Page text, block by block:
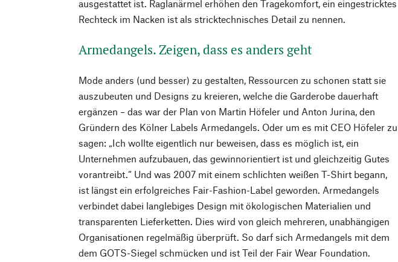
ausgestattet ist. Raglanärmel erhöhen den Tragekomfort, ein eingestricktes
Rechteck im Nacken ist als stricktechnisches Detail zu nennen.
Armedangels. Zeigen, dass es anders geht
Mode anders (und besser) zu gestalten, Ressourcen zu schonen statt sie
auszubeuten und Designs zu kreieren, welche die Garderobe dauerhaft
ergänzen – das war der Plan von Martin Höfeler und Anton Jurina, den
Gründern des Kölner Labels Armedangels. Oder um es mit CEO Höfeler zu
sagen: „Ich wollte eigentlich nur beweisen, dass es möglich ist, ein
Unternehmen aufzubauen, das gewinnorientiert ist und gleichzeitig Gutes
vorantreibt.“ Und was 2007 mit einem schlichten weißen T-Shirt begann,
ist längst ein erfolgreiches Fair-Fashion-Label geworden. Armedangels
verbindet dabei langlebiges Design mit ökologischen Materialien und
transparenten Lieferketten. Dies wird von gleich mehreren, unabhängigen
Organisationen regelmäßig überprüft. So darf sich Armedangels mit dem
dem GOTS-Siegel schmücken und ist Teil der Fair Wear Foundation.